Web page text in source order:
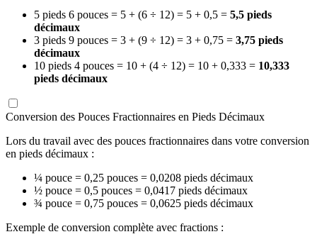
5 pieds 6 pouces = 5 + (6 ÷ 12) = 5 + 0,5 = 5,5 pieds
décimaux
3 pieds 9 pouces = 3 + (9 ÷ 12) = 3 + 0,75 = 3,75 pieds
décimaux
10 pieds 4 pouces = 10 + (4 ÷ 12) = 10 + 0,333 = 10,333
pieds décimaux
Conversion des Pouces Fractionnaires en Pieds Décimaux
Lors du travail avec des pouces fractionnaires dans votre conversion
en pieds décimaux :
¼ pouce = 0,25 pouces = 0,0208 pieds décimaux
½ pouce = 0,5 pouces = 0,0417 pieds décimaux
¾ pouce = 0,75 pouces = 0,0625 pieds décimaux
Exemple de conversion complète avec fractions :